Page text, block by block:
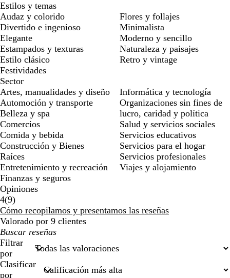
Estilos y temas
Audaz y colorido
Divertido e ingenioso
Elegante
Estampados y texturas
Estilo clásico
Festividades
Flores y follajes
Minimalista
Moderno y sencillo
Naturaleza y paisajes
Retro y vintage
Sector
Artes, manualidades y diseño
Automoción y transporte
Belleza y spa
Comercios
Comida y bebida
Construcción y Bienes
Raíces
Entretenimiento y recreación
Finanzas y seguros
Informática y tecnología
Organizaciones sin fines de
lucro, caridad y política
Salud y servicios sociales
Servicios educativos
Servicios para el hogar
Servicios profesionales
Viajes y alojamiento
Opiniones
4(99
reseñas
)
Cómo recopilamos y presentamos las reseñas
Valorado por 9 clientes
Mis
búsquedas
Filtrar
por
Clasificar
por